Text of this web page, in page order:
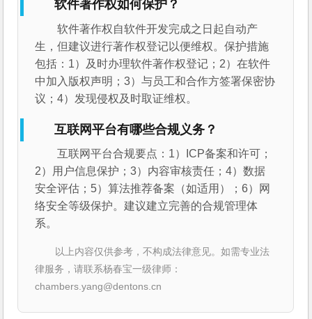
软件著作权如何保护？
软件著作权自软件开发完成之日起自动产
生，但建议进行著作权登记以便维权。保护措施
包括：1）及时办理软件著作权登记；2）在软件
中加入版权声明；3）与员工和合作方签署保密协
议；4）发现侵权及时取证维权。
互联网平台有哪些合规义务？
互联网平台合规要点：1）ICP备案和许可；
2）用户信息保护；3）内容审核责任；4）数据
安全评估；5）算法推荐备案（如适用）；6）网
络安全等级保护。建议建立完善的合规管理体
系。
以上内容仅供参考，不构成法律意见。如需专业法
律服务，请联系杨春宝一级律师：
chambers.yang@dentons.cn